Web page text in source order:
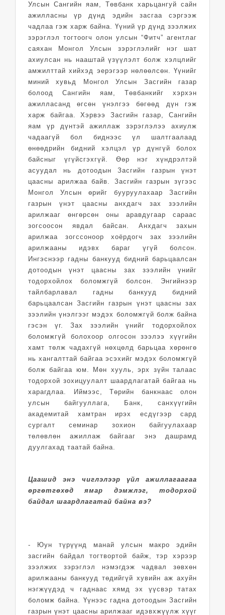
Улсын Сангийн яам, Төвбанк харьцангуй сайн
ажилласны үр дүнд эдийн засгаа сэргээж
чадлаа гэж харж байна. Үүний үр дүнд зээлжих
зэрэглэл тогтоогч олон улсын “Фитч” агентлаг
саяхан Монгол Улсын зэрэглэлийг нэг шат
ахиулсан нь нааштай үзүүлэлт болж хэлцлийг
амжилттай хийхэд эерэгээр нөлөөлсөн. Үүнийг
миний хувьд Монгол Улсын Засгийн газар
болоод Сангийн яам, Төвбанкийг хэрхэн
ажилласанд өгсөн үнэлгээ бөгөөд дүн гэж
харж байгаа. Хэрвээ Засгийн газар, Сангийн
яам үр дүнтэй ажиллаж зэрэглэлээ ахиулж
чадаагүй бол биднээс үл шалтгаалаад
өнөөдрийн бидний хэлцэл үр дүнгүй болох
байсныг үгүйсгэхгүй. Өөр нэг хүндрэлтэй
асуудал нь дотоодын Засгийн газрын үнэт
цаасны арилжаа байв. Засгийн газрын зүгээс
Монгол Улсын өрийг бууруулахаар Засгийн
газрын үнэт цаасны анхдагч зах зээлийн
арилжааг өнгөрсөн оны аравдугаар сараас
зогсоосон явдал байсан. Анхдагч захын
арилжаа зогссоноор хоёрдогч зах зээлийн
арилжааны идэвх бараг үгүй болсон.
Ингэснээр гадны банкууд бидний барьцаалсан
дотоодын үнэт цаасны зах зээлийн үнийг
тодорхойлох боломжгүй болсон. Энгийнээр
тайлбарлавал гадны банкууд бидний
барьцаалсан Засгийн газрын үнэт цаасны зах
зээлийн үнэлгээг мэдэх боломжгүй болж байна
гэсэн үг. Зах зээлийн үнийг тодорхойлох
боломжгүй болохоор олгосон зээлээ хүүгийн
хамт төлж чадахгүй нөхцөлд барьцаа хөрөнгө
нь хангалттай байгаа эсэхийг мэдэх боломжгүй
болж байгаа юм. Мөн хууль, эрх зүйн талаас
тодорхой зохицуулалт шаардлагатай байгаа нь
харагдлаа. Иймээс, Төрийн банкнаас олон
улсын байгууллага, Банк, санхүүгийн
академитай хамтран ирэх есдүгээр сард
сургалт семинар зохион байгуулахаар
төлөвлөн ажиллаж байгааг энэ дашрамд
дуулгахад таатай байна.
Цаашид энэ чиглэлээр үйл ажиллагаагаа
өргөтгөхөд ямар дэмжлэг, тодорхой
байдал шаардлагатай байна вэ?
- Юун түрүүнд манай улсын макро эдийн
засгийн байдал тогтвортой байж, тэр хэрээр
зээлжих зэрэглэл нэмэгдэж чадвал зөвхөн
арилжааны банкууд төдийгүй хувийн аж ахуйн
нэгжүүдэд ч гаднаас хямд эх үүсвэр татах
боломж байна. Үүнээс гадна дотоодын Засгийн
газрын үнэт цаасны арилжааг идэвхжүүлж хүүг